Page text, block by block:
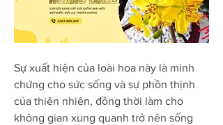
Sự xuất hiện của loài hoa này là minh
chứng cho sức sống và sự phồn thịnh
của thiên nhiên, đồng thời làm cho
không gian xung quanh trở nên sống